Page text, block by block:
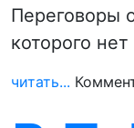
Переговоры
которого
читать...